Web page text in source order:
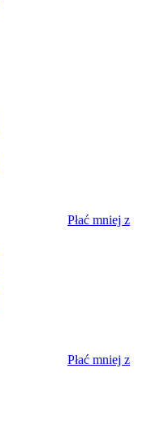
Płać mniej z
Płać mniej z